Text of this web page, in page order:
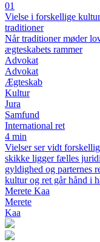
01
Vielse i forskellige
traditioner
Når traditioner møder
ægteskabets rammer
Advokat
Advokat
Ægteskab
Kultur
Jura
Samfund
International ret
4 min
Vielser ser vidt
skikke ligger fælles
gyldighed og parternes
kultur og ret går hånd i
Merete Kaa
Merete
Kaa